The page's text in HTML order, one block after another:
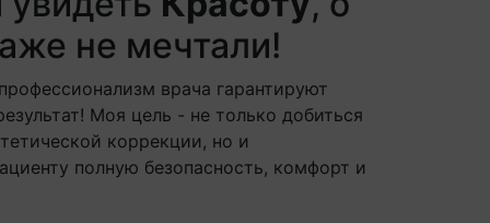
не мечтали!
врача гарантируют
Моя цель - не только добиться
коррекции, но и
полную безопасность, комфорт и